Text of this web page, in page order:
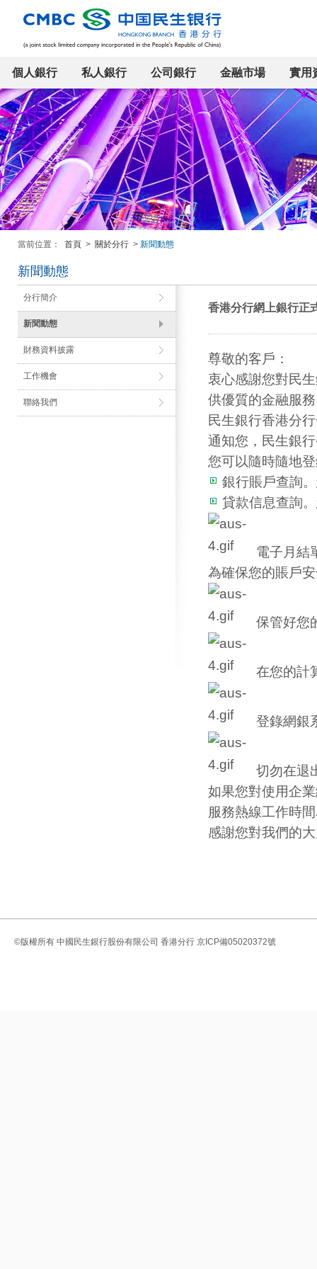
個人銀行 私人銀行 公司銀行 金融市場 實用
當前位置： 首頁 > 關於分行 > 新聞動態
新聞動態
分行簡介
新聞動態
財務資料披露
工作機會
聯絡我們
香港分行網上銀行正
尊敬的客戶：
衷心感謝您對民
供優質的金融服
民生銀行香港分
通知您，民生銀
您可以隨時隨地
銀行賬戶查詢
貸款信息查詢
電子月結
為確保您的賬戶
保管好您
在您的計
登錄網銀
切勿在退
如果您對使用企
服務熱線工作時
感謝您對我們的
©版權所有 中國民生銀行股份有限公司 香港分行 京ICP備05020372號